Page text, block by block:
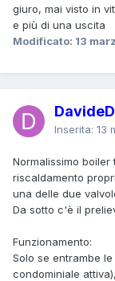
giuro, mai visto in
e più di una uscita
Modificato: 13
Inserita: 13
Normalissimo
riscaldamento
una delle due
Da sotto c'è il
Funzionamento:
Solo se entrambe
condominiale